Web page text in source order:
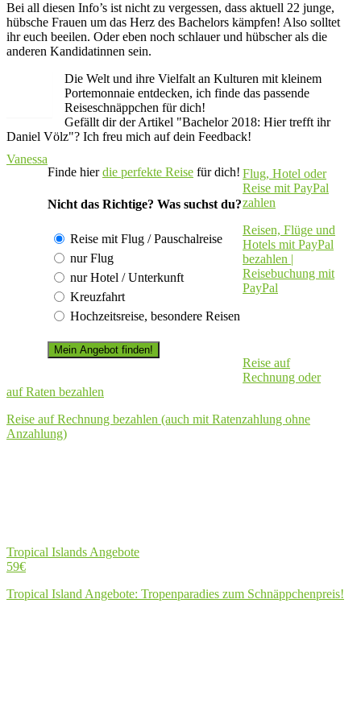
Bei all diesen Info’s ist nicht zu vergessen, dass aktuell 22 junge,
hübsche Frauen um das Herz des Bachelors kämpfen! Also solltet
ihr euch beeilen. Oder eben noch schlauer und hübscher als die
anderen Kandidatinnen sein.
Die Welt und ihre Vielfalt an Kulturen mit kleinem
Portemonnaie entdecken, ich finde das passende
Reiseschnäppchen für dich!
Gefällt dir der Artikel "Bachelor 2018: Hier trefft ihr
Daniel Völz"? Ich freu mich auf dein Feedback!
Vanessa
Finde hierdie perfekte Reise für dich!
Nicht das Richtige? Was suchst du?
Reise mit Flug / Pauschalreise
nur Flug
nur Hotel / Unterkunft
Kreuzfahrt
Hochzeitsreise, besondere Reisen
Flug, Hotel oder
Reise mit PayPal
zahlen
Reisen, Flüge und
Hotels mit PayPal
bezahlen |
Reisebuchung mit
PayPal
Reise auf
Rechnung oder
auf Raten bezahlen
Reise auf Rechnung bezahlen (auch mit Ratenzahlung ohne
Anzahlung)
Tropical Islands Angebote
59€
Tropical Island Angebote: Tropenparadies zum Schnäppchenpreis!